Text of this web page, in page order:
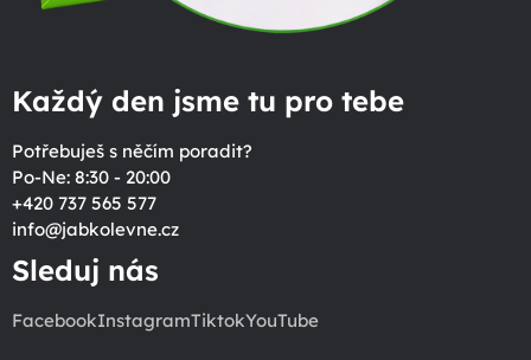
Každý den jsme tu pro tebe
Potřebuješ s něčím poradit?
Po-Ne: 8:30 - 20:00
+420 737 565 577
info@jabkolevne.cz
Sleduj nás
FacebookInstagramTiktokYouTube